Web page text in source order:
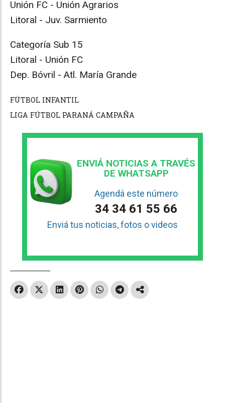
Unión FC - Unión Agrarios
Litoral - Juv. Sarmiento
Categoría Sub 15
Litoral - Unión FC
Dep. Bóvril - Atl. María Grande
FÚTBOL INFANTIL
LIGA FÚTBOL PARANÁ CAMPAÑA
ENVIÁ NOTICIAS A TRAVÉS
DE WHATSAPP
Agendá este número
34 34 61 55 66
Enviá tus noticias, fotos o videos